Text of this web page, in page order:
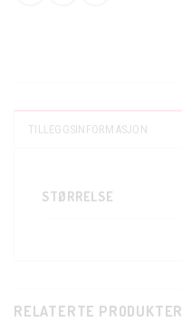
TILLEGGSINFORMASJON
STØRRELSE
RELATERTE PRODUKTER